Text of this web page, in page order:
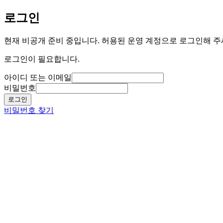
로그인
현재 비공개 준비 중입니다. 허용된 운영 계정으로 로그인해 주
로그인이 필요합니다.
아이디 또는 이메일
비밀번호
로그인
비밀번호 찾기